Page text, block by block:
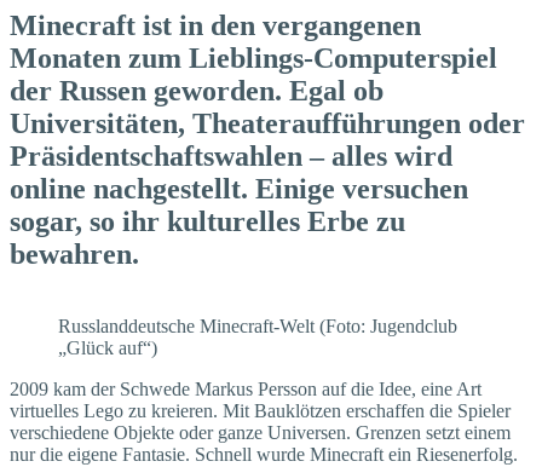
Minecraft ist in den vergangenen
Monaten zum Lieblings-Computerspiel
der Russen geworden. Egal ob
Universitäten, Theateraufführungen oder
Präsidentschaftswahlen – alles wird
online nachgestellt. Einige versuchen
sogar, so ihr kulturelles Erbe zu
bewahren.
Russlanddeutsche Minecraft-Welt (Foto: Jugendclub
„Glück auf“)
2009 kam der Schwede Markus Persson auf die Idee, eine Art
virtuelles Lego zu kreieren. Mit Bauklötzen erschaffen die Spieler
verschiedene Objekte oder ganze Universen. Grenzen setzt einem
nur die eigene Fantasie. Schnell wurde Minecraft ein Riesenerfolg.